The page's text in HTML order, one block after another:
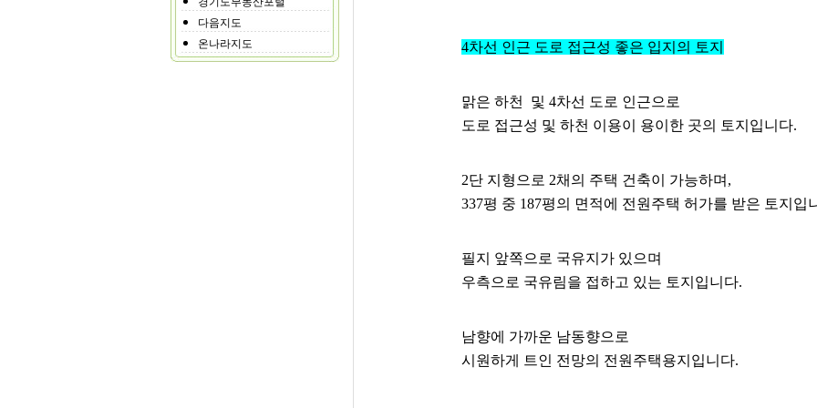
다음지도
온나라지도
4차선 인근 도로 접근성 좋은 입지의 토지
맑은 하천 및 4차선 도로 인근으로
도로 접근성 및 하천 이용이 용이한 곳의 토지입니다.
2단 지형으로 2채의 주택 건축이 가능하며,
337평 중 187평의 면적에 전원주택 허가를 받은 토지입
필지 앞쪽으로 국유지가 있으며
우측으로 국유림을 접하고 있는 토지입니다.
남향에 가까운 남동향으로
시원하게 트인 전망의 전원주택용지입니다.